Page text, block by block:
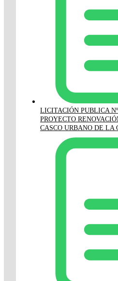
LICITACIÓN PUBLICA
PROYECTO
CASCO URBANO DE